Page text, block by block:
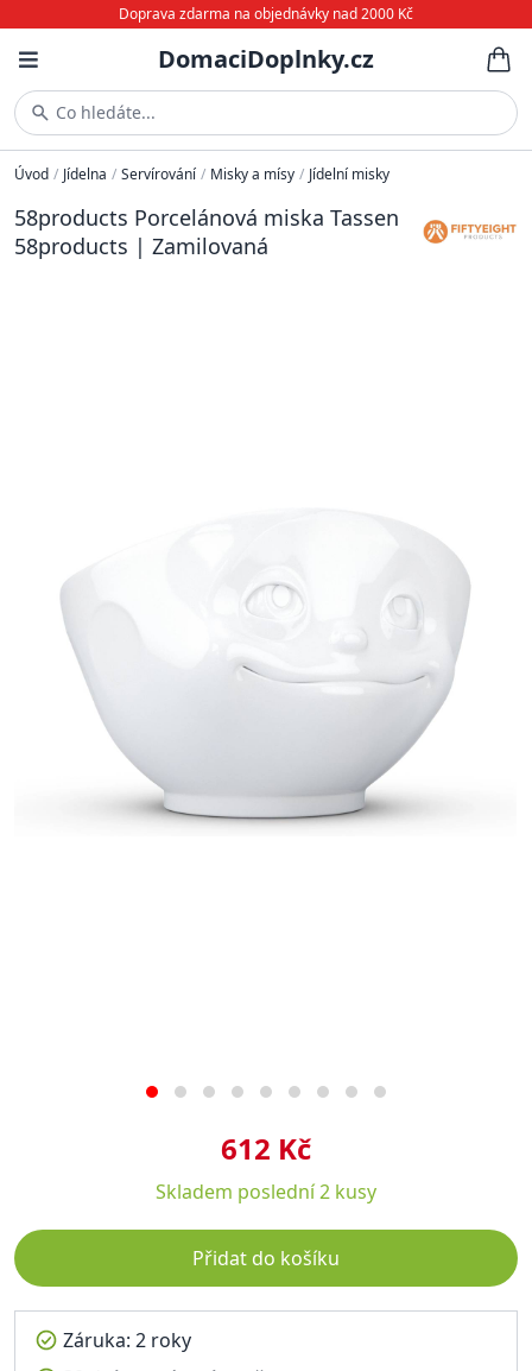
Doprava zdarma na objednávky nad 2000 Kč
DomaciDoplnky.cz
Co hledáte...
Úvod / Jídelna / Servírování / Misky a mísy / Jídelní misky
58products Porcelánová miska Tassen
58products | Zamilovaná
612 Kč
Skladem poslední 2 kusy
Přidat do košíku
Záruka: 2 roky